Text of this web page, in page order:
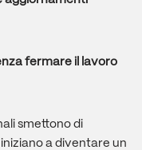
fermare il lavoro
smettono di
a diventare un